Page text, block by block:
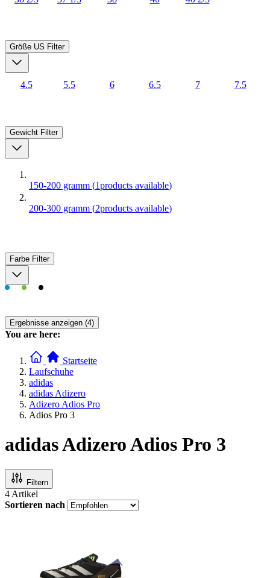
Größe US Filter
4.5 5.5 6 6.5 7 7.5
Gewicht Filter
150-200 gramm (1products available)
200-300 gramm (2products available)
Farbe Filter
Ergebnisse anzeigen (4)
You are here:
Startseite
Laufschuhe
adidas
adidas Adizero
Adizero Adios Pro
Adios Pro 3
adidas Adizero Adios Pro 3
Filtern
4 Artikel
Sortieren nach